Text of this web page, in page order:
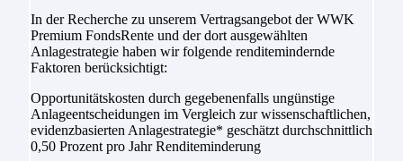
In der Recherche zu unserem Vertragsangebot der WWK
Premium FondsRente und der dort ausgewählten
Anlagestrategie haben wir folgende renditemindernde
Faktoren berücksichtigt:
Opportunitätskosten durch gegebenenfalls ungünstige
Anlageentscheidungen im Vergleich zur wissenschaftlichen,
evidenzbasierten Anlagestrategie* geschätzt durchschnittlich
0,50 Prozent pro Jahr Renditeminderung